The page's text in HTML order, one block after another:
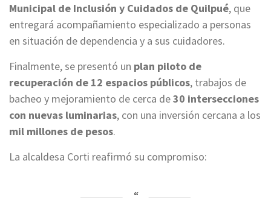
Municipal de Inclusión y Cuidados de Quilpué, que
entregará acompañamiento especializado a personas
en situación de dependencia y a sus cuidadores.
Finalmente, se presentó un plan piloto de
recuperación de 12 espacios públicos, trabajos de
bacheo y mejoramiento de cerca de30 intersecciones
con nuevas luminarias, con una inversión cercana a los
mil millones de pesos.
La alcaldesa Corti reafirmó su compromiso: